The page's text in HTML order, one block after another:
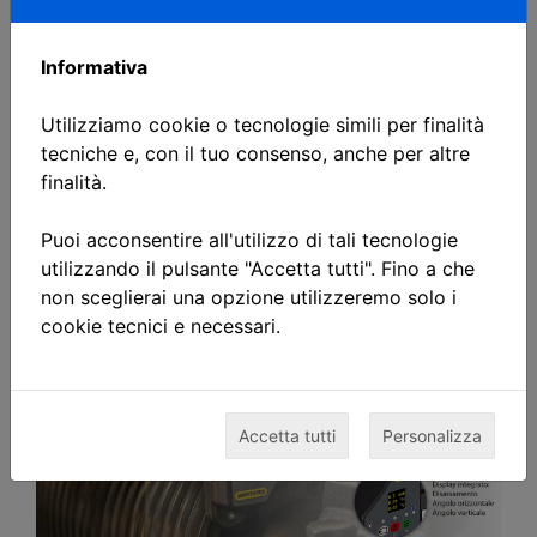
ed ottenere tutti i vantaggi che esso può darvi
S.r.l. abbiamo le competenze e gli strumenti
per fornirvi tutta l'assistenza necessaria.
SCARICA LA BROCHURE
Informativa
Utilizziamo cookie o tecnologie simili per finalità
tecniche e, con il tuo consenso, anche per altre
finalità.
Puoi acconsentire all'utilizzo di tali tecnologie
utilizzando il pulsante "Accetta tutti". Fino a che
non sceglierai una opzione utilizzeremo solo i
cookie tecnici e necessari.
Accetta tutti Personalizza